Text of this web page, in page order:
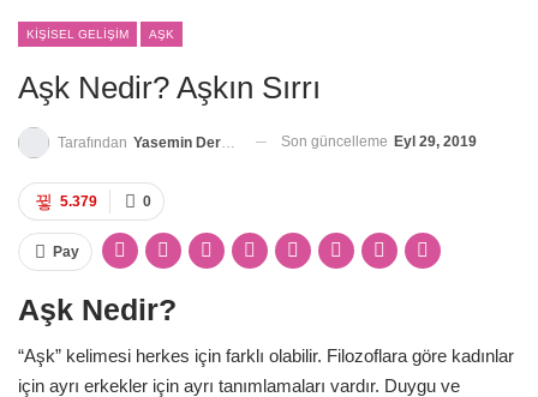
KIŞISEL GELIŞIM AŞK
Aşk Nedir? Aşkın Sırrı
Tarafından Yasemin Derya Metin Son güncelleme Eyl 29, 2019
0
5.379
Pay
Aşk Nedir?
“Aşk” kelimesi herkes için farklı olabilir. Filozoflara göre kadınlar
için ayrı erkekler için ayrı tanımlamaları vardır. Duygu ve